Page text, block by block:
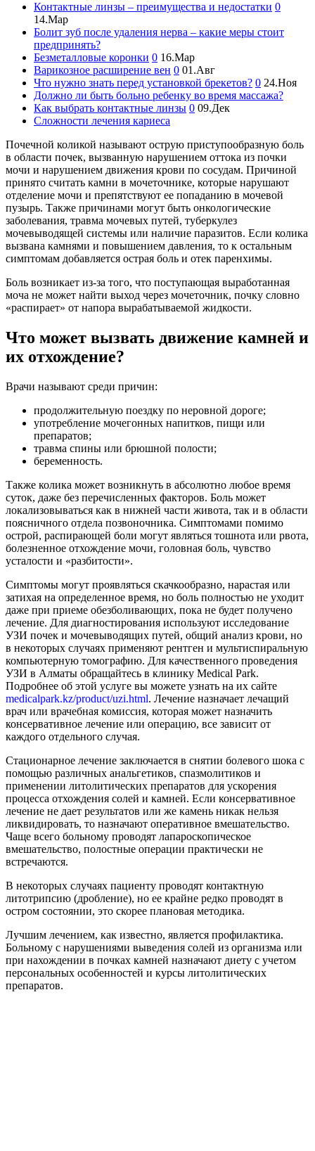
Контактные линзы – преимущества и недостатки 0
14.Мар
Болит зуб после удаления нерва – какие меры стоит
предпринять?
Безметалловые коронки 0 16.Мар
Варикозное расширение вен 0 01.Авг
Что нужно знать перед установкой брекетов? 0 24.Ноя
Должно ли быть больно ребенку во время массажа?
Как выбрать контактные линзы 0 09.Дек
Сложности лечения кариеса
Почечной коликой называют острую приступообразную боль
в области почек, вызванную нарушением оттока из почки
мочи и нарушением движения крови по сосудам. Причиной
принято считать камни в мочеточнике, которые нарушают
отделение мочи и препятствуют ее попаданию в мочевой
пузырь. Также причинами могут быть онкологические
заболевания, травма мочевых путей, туберкулез
мочевыводящей системы или наличие паразитов. Если колика
вызвана камнями и повышением давления, то к остальным
симптомам добавляется острая боль и отек паренхимы.
Боль возникает из-за того, что поступающая выработанная
моча не может найти выход через мочеточник, почку словно
«распирает» от напора вырабатываемой жидкости.
Что может вызвать движение камней и
их отхождение?
Врачи называют среди причин:
продолжительную поездку по неровной дороге;
употребление мочегонных напитков, пищи или
препаратов;
травма спины или брюшной полости;
беременность.
Также колика может возникнуть в абсолютно любое время
суток, даже без перечисленных факторов. Боль может
локализовываться как в нижней части живота, так и в области
поясничного отдела позвоночника. Симптомами помимо
острой, распирающей боли могут являться тошнота или рвота,
болезненное отхождение мочи, головная боль, чувство
усталости и «разбитости».
Симптомы могут проявляться скачкообразно, нарастая или
затихая на определенное время, но боль полностью не уходит
даже при приеме обезболивающих, пока не будет получено
лечение. Для диагностирования используют исследование
УЗИ почек и мочевыводящих путей, общий анализ крови, но
в некоторых случаях применяют рентген и мультиспиральную
компьютерную томографию. Для качественного проведения
УЗИ в Алматы обращайтесь в клинику Medical Park.
Подробнее об этой услуге вы можете узнать на их сайте
medicalpark.kz/product/uzi.html. Лечение назначает лечащий
врач или врачебная комиссия, которая может назначить
консервативное лечение или операцию, все зависит от
каждого отдельного случая.
Стационарное лечение заключается в снятии болевого шока с
помощью различных анальгетиков, спазмолитиков и
применении литолитических препаратов для ускорения
процесса отхождения солей и камней. Если консервативное
лечение не дает результатов или же камень никак нельзя
ликвидировать, то назначают оперативное вмешательство.
Чаще всего больному проводят лапароскопическое
вмешательство, полостные операции практически не
встречаются.
В некоторых случаях пациенту проводят контактную
литотрипсию (дробление), но ее крайне редко проводят в
остром состоянии, это скорее плановая методика.
Лучшим лечением, как известно, является профилактика.
Больному с нарушениями выведения солей из организма или
при нахождении в почках камней назначают диету с учетом
персональных особенностей и курсы литолитических
препаратов.